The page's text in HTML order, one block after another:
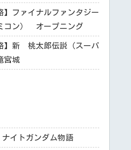
】ファイナルファンタジー
コン） オープニング
】新 桃太郎伝説（スーパ
宮城
イトガンダム物語